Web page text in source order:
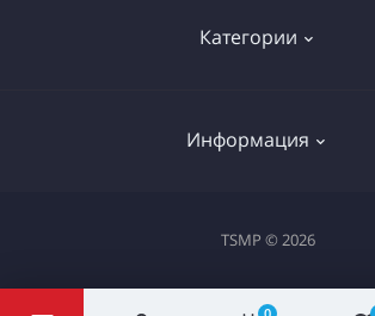
Категории
Электроинструменты
Информация
Доставка и оплата
TSMP © 2026